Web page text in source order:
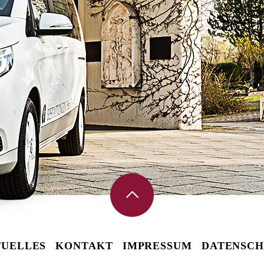
KONTAKT IMPRESSUM